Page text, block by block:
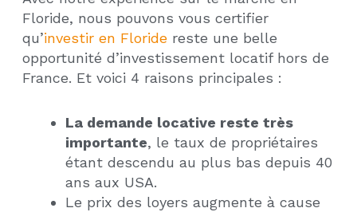
Floride, nous pouvons vous certifier
qu’investir en Floride reste une belle
opportunité d’investissement locatif hors de
France. Et voici 4 raisons principales :
La demande locative reste très
importante, le taux de propriétaires
étant descendu au plus bas depuis 40
ans aux USA.
Le prix des loyers augmente à cause